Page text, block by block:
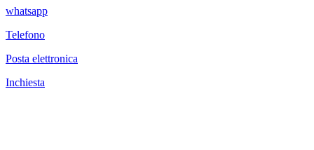
whatsapp
Telefono
Posta elettronica
Inchiesta